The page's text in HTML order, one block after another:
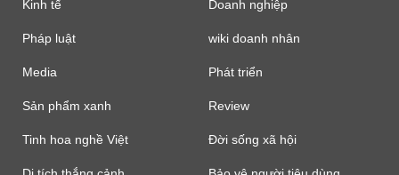
Kinh tế Doanh nghiệp
Pháp luật wiki doanh nhân
Media Phát triển
Sản phẩm xanh Review
Tinh hoa nghề Việt Đời sống xã hội